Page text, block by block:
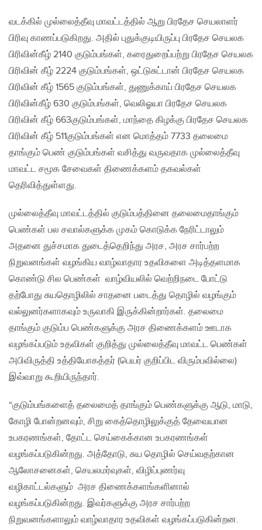
வடக்கில் முல்லைத்தீவு மாவட்டத்தில் ஆறு பிரதேச செயலாளர்
பிரிவு காணப்படுகிறது. அதில் புதுக்குடியிருப்பு பிரதேச செயலக
பிரிவின்கீழ் 2140 குடும்பங்கள், கரைதுறைப்பற்று பிரதேச செயலக
பிரிவின் கீழ் 2224 குடும்பங்கள், ஒட்டுசுட்டான் பிரதேச செயலக
பிரிவின் கீழ் 1565 குடும்பங்கள், துணுக்காய் பிரதேச செயலக
பிரிவின்கீழ் 630 குடும்பங்கள், வெலிஓயா பிரதேச செயலக
பிரிவின் கீழ் 663குடும்பங்கள், மாந்தை கிழக்கு பிரதேச செயலக
பிரிவின் கீழ் 511குடும்பங்கள் என மொத்தம் 7733 தலைமை
தாங்கும் பெண் குடும்பங்கள் வசித்து வருவதாக முல்லைத்தீவு
மாவட்ட சமூக சேவைகள் திணைக்களம் தகவல்கள்
தெரிவித்துள்ளது.
முல்லைத்தீவு மாவட்டத்தில் குடும்பத்தினை தலைமைதாங்கும்
பெண்கள் பல சவால்களுக்க முகம் கொடுக்க நேரிட்டாலும்
அதனை துச்சமாக துடைத்தெறிந்து அரச, அரச சார்பற்ற
நிறுவனங்கள் வழங்கிய வாழ்வாதார உதவிகளை அடித்தளமாக
கொண்டு சில பெண்கள் வாழ்வியலில் வெற்றிநடை போட்டு
தற்போது சுயதொழிலில் சாதனை படைத்து தொழில் வழங்கும்
வல்லுனர்களாகவும் உருவாகி இருக்கின்றார்கள். தலைமை
தாங்கும் குடும்ப பெண்களுக்கு அரச திணைக்களம் ஊடாக
வழங்கப்படும் உதவிகள் குறித்து முல்லைத்தீவு மாவட்ட பெண்கள்
அபிவிருத்தி உத்தியோகத்தர் (பெயர் குறிப்பிட விரும்பவில்லை)
இவ்வாறு கூறியிருந்தார்.
“குடும்பங்களைத் தலைமைத் தாங்கும் பெண்களுக்கு ஆடு, மாடு,
கோழி போன்றனவும், சிறு கைத்தொழிலுக்குத் தேவையான
உபகரணங்கள், தோட்ட செய்கைக்கான உபகரணங்கள்
வழங்கப்படுகின்றது. அத்தோடு, சுய தொழில் செய்வதற்கான
ஆலோசனைகள், செயலமர்வுகள், விழிப்புணர்வு
வழிகாட்டல்களும் அரச திணைக்களங்களினால்
வழங்கப்படுகின்றது. இவர்களுக்கு அரச சார்பற்ற
நிறுவனங்களாலும் வாழ்வாதார உதவிகள் வழங்கப்படுகின்றன.